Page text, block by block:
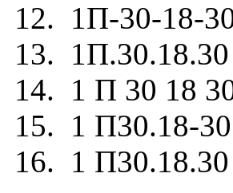
12. 1П-30-18-
13. 1П.30.18.30
14. 1 П 30 18
15. 1 П30.18-30
16. 1 П30.18.30